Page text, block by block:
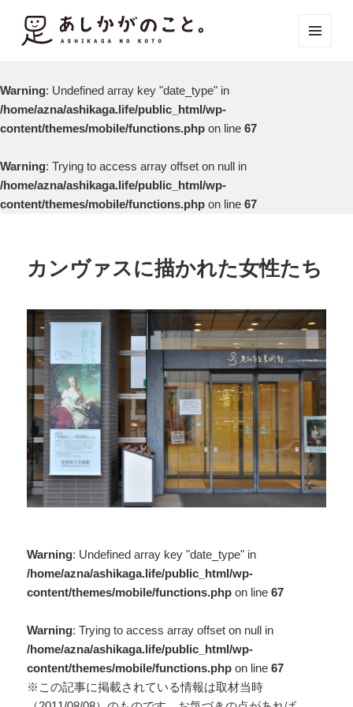
Warning: Undefined array key "date_type" in
/home/azna/ashikaga.life/public_html/wp-
content/themes/mobile/functions.php on line 67
Warning: Trying to access array offset on null in
/home/azna/ashikaga.life/public_html/wp-
content/themes/mobile/functions.php on line 67
カンヴァスに描かれた女性たち
Warning: Undefined array key "date_type" in
/home/azna/ashikaga.life/public_html/wp-
content/themes/mobile/functions.php on line67
Warning: Trying to access array offset on null in
/home/azna/ashikaga.life/public_html/wp-
content/themes/mobile/functions.php on line67
※この記事に掲載されている情報は取材当時